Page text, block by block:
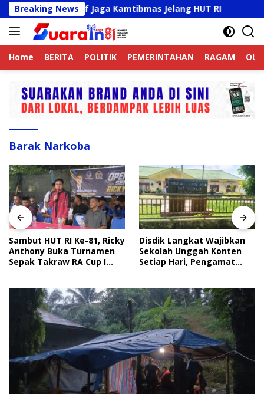
Langsung
ke
konten
Breaking News
Aktif Jaga Kamtibmas Jelang HUT RI
Home BERITA POLITIK PEMERINTAHAN RAGAM
Barak Narkoba
Sambut HUT RI Ke-81, Ricky
Anthony Buka Turnamen
Sepak Takraw RA Cup I
Disdik Langkat Wajibkan
Sekolah Unggah Konten
Setiap Hari, Pengamat